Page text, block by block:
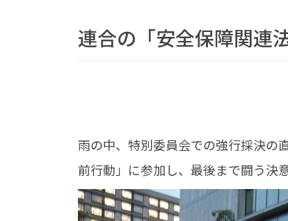
連合の「安全保障関連
雨の中、特別委員会での強行採決の
前行動」に参加し、最後まで闘う決